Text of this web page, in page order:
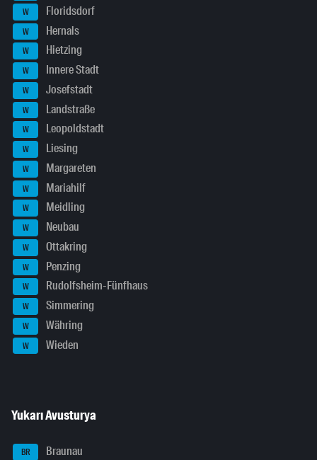
W Floridsdorf
W Hernals
W Hietzing
W Innere Stadt
W Josefstadt
W Landstraße
W Leopoldstadt
W Liesing
W Margareten
W Mariahilf
W Meidling
W Neubau
W Ottakring
W Penzing
W Rudolfsheim-Fünfhaus
W Simmering
W Währing
W Wieden
Yukarı Avusturya
BR Braunau